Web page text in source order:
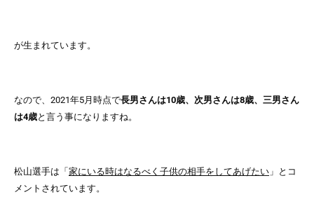
が生まれています。
なので、2021年5月時点で長男さんは10歳、次男さんは8歳、三男さん
は4歳と言う事になりますね。
松山選手は「 家にいる時はなるべく子供の相手をしてあげたい 」とコ
メントされています。